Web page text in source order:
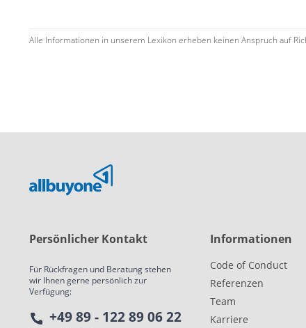
Alle Informationen in unserem Lexikon erheben keinen Anspruch auf
Persönlicher Kontakt
Für Rückfragen und Beratung stehen
wir Ihnen gerne persönlich zur
Verfügung:
+49 89 - 122 89 06 22
Informationen
Code of Conduct
Referenzen
Team
Karriere